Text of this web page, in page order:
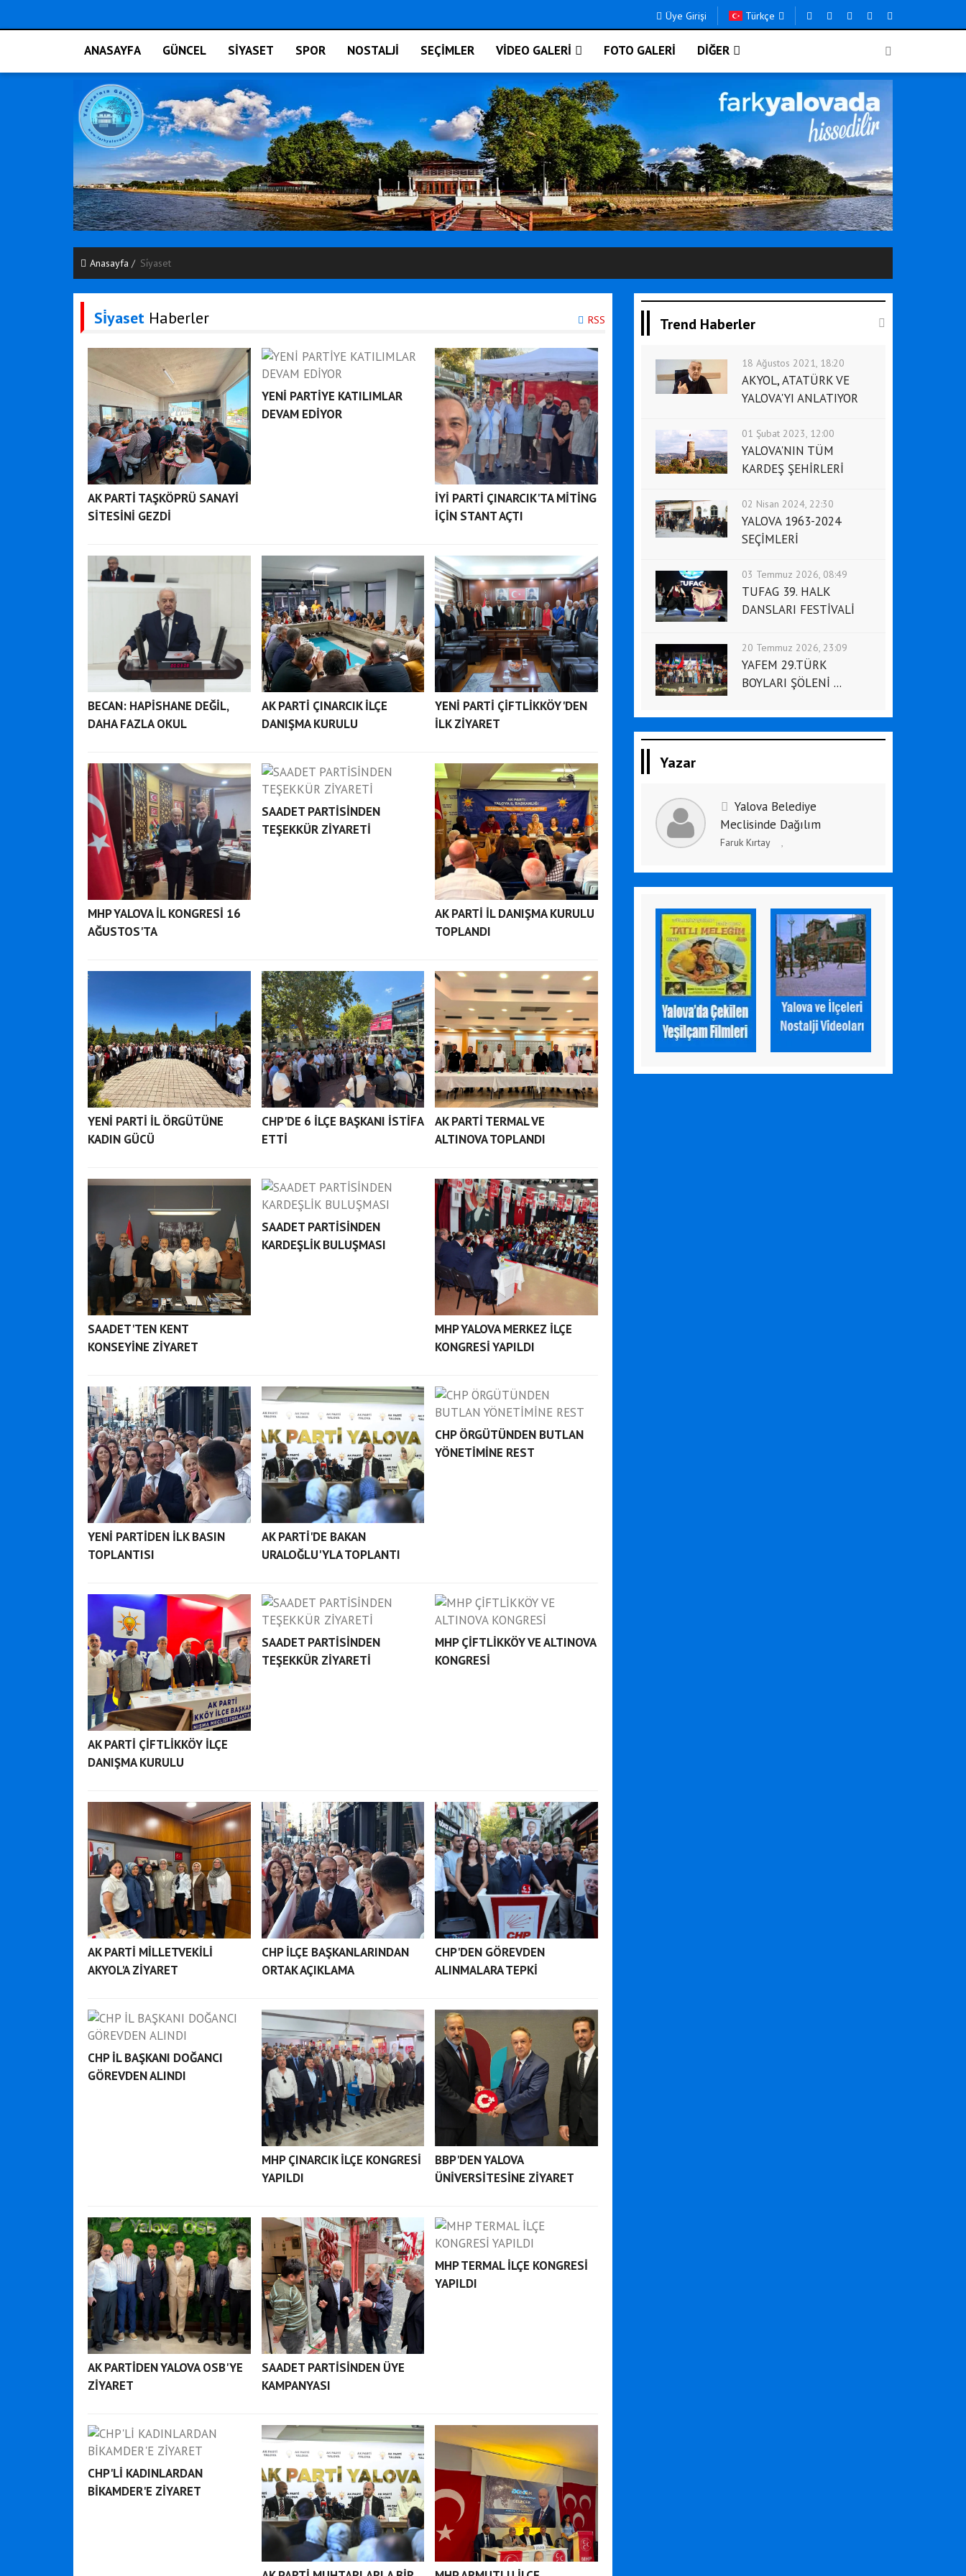
Üye Girişi Türkçe
ANASAYFA GÜNCEL SİYASET SPOR NOSTALJİ SEÇİMLER VİDEO GALERİ FOTO GALERİ DİĞER
Anasayfa Si̇yaset
Si̇yaset Haberler RSS
AK PARTİ TAŞKÖPRÜ SANAYİ
SİTESİNİ GEZDİ
YENİ PARTİYE KATILIMLAR
DEVAM EDİYOR
İYİ PARTİ ÇINARCIK'TA MİTİNG
İÇİN STANT AÇTI
BECAN: HAPİSHANE DEĞİL,
DAHA FAZLA OKUL
AK PARTİ ÇINARCIK İLÇE
DANIŞMA KURULU
YENİ PARTİ ÇİFTLİKKÖY'DEN
İLK ZİYARET
MHP YALOVA İL KONGRESİ 16
AĞUSTOS'TA
SAADET PARTİSİNDEN
TEŞEKKÜR ZİYARETİ
AK PARTİ İL DANIŞMA KURULU
TOPLANDI
YENİ PARTİ İL ÖRGÜTÜNE
KADIN GÜCÜ
CHP'DE 6 İLÇE BAŞKANI İSTİFA
ETTİ
AK PARTİ TERMAL VE
ALTINOVA TOPLANDI
SAADET'TEN KENT
KONSEYİNE ZİYARET
SAADET PARTİSİNDEN
KARDEŞLİK BULUŞMASI
MHP YALOVA MERKEZ İLÇE
KONGRESİ YAPILDI
YENİ PARTİDEN İLK BASIN
TOPLANTISI
AK PARTİ'DE BAKAN
URALOĞLU'YLA TOPLANTI
CHP ÖRGÜTÜNDEN BUTLAN
YÖNETİMİNE REST
AK PARTİ ÇİFTLİKKÖY İLÇE
DANIŞMA KURULU
SAADET PARTİSİNDEN
TEŞEKKÜR ZİYARETİ
MHP ÇİFTLİKKÖY VE ALTINOVA
KONGRESİ
AK PARTİ MİLLETVEKİLİ
AKYOL'A ZİYARET
CHP İLÇE BAŞKANLARINDAN
ORTAK AÇIKLAMA
CHP'DEN GÖREVDEN
ALINMALARA TEPKİ
CHP İL BAŞKANI DOĞANCI
GÖREVDEN ALINDI
MHP ÇINARCIK İLÇE KONGRESİ
YAPILDI
BBP'DEN YALOVA
ÜNİVERSİTESİNE ZİYARET
AK PARTİDEN YALOVA OSB'YE
ZİYARET
SAADET PARTİSİNDEN ÜYE
KAMPANYASI
MHP TERMAL İLÇE KONGRESİ
YAPILDI
CHP'Lİ KADINLARDAN
BİKAMDER'E ZİYARET
Trend Haberler
18 Ağustos 2021, 18:20
AKYOL, ATATÜRK VE
YALOVA'YI ANLATIYOR
01 Şubat 2023, 12:00
YALOVA'NIN TÜM
KARDEŞ ŞEHİRLERİ
02 Nisan 2024, 22:30
YALOVA 1963-2024
SEÇİMLERİ
03 Temmuz 2026, 08:49
TUFAG 39. HALK
DANSLARI FESTİVALİ
20 Temmuz 2026, 23:09
YAFEM 29.TÜRK
BOYLARI ŞÖLENİ ...
Yazar
Yalova Belediye
Meclisinde Dağılım
Faruk Kırtay ,